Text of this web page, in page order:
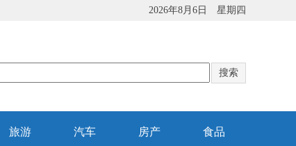
2026年8月6日 星期四
旅游 汽车 房产
食品